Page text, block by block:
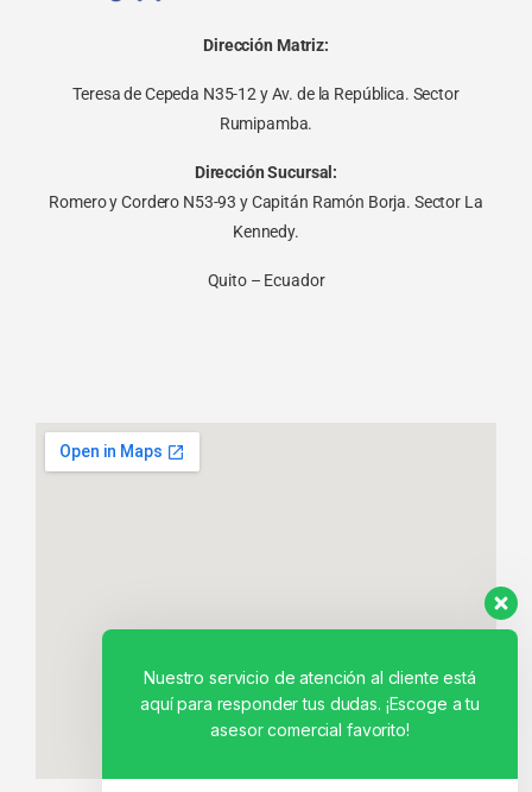
Dirección Matriz:
Teresa de Cepeda N35-12 y Av. de la República. Sector
Rumipamba.
Dirección Sucursal:
Romero y Cordero N53-93 y Capitán Ramón Borja. Sector La
Kennedy.
Quito – Ecuador
Nuestro servicio de atención al cliente está
aquí para responder tus dudas. ¡Escoge a tu
asesor comercial favorito!